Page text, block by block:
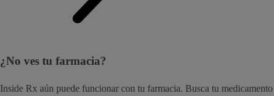
¿No ves tu farmacia?
Inside Rx aún puede funcionar con tu farmacia. Busca tu medicamento